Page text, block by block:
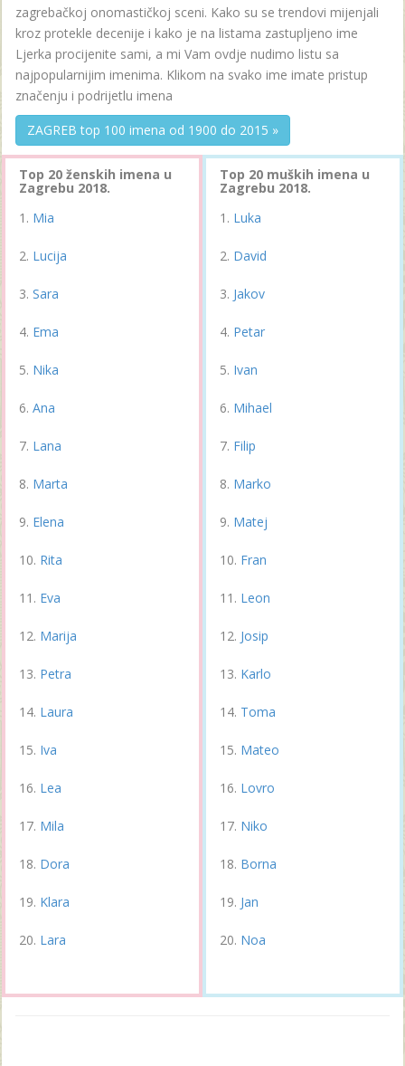
zagrebačkoj onomastičkoj sceni. Kako su se trendovi mijenjali
kroz protekle decenije i kako je na listama zastupljeno ime
Ljerka procijenite sami, a mi Vam ovdje nudimo listu sa
najpopularnijim imenima. Klikom na svako ime imate pristup
značenju i podrijetlu imena
ZAGREB top 100 imena od 1900 do 2015 »
Top 20 ženskih imena u
Zagrebu 2018.
Mia
Lucija
Sara
Ema
Nika
Ana
Lana
Marta
Elena
Rita
Eva
Marija
Petra
Laura
Iva
Lea
Mila
Dora
Klara
Lara
Top 20 muških imena u
Zagrebu 2018.
Luka
David
Jakov
Petar
Ivan
Mihael
Filip
Marko
Matej
Fran
Leon
Josip
Karlo
Toma
Mateo
Lovro
Niko
Borna
Jan
Noa